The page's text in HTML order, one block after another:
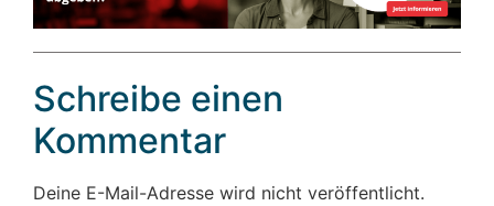
Schreibe einen
Kommentar
Deine E-Mail-Adresse wird nicht veröffentlicht.